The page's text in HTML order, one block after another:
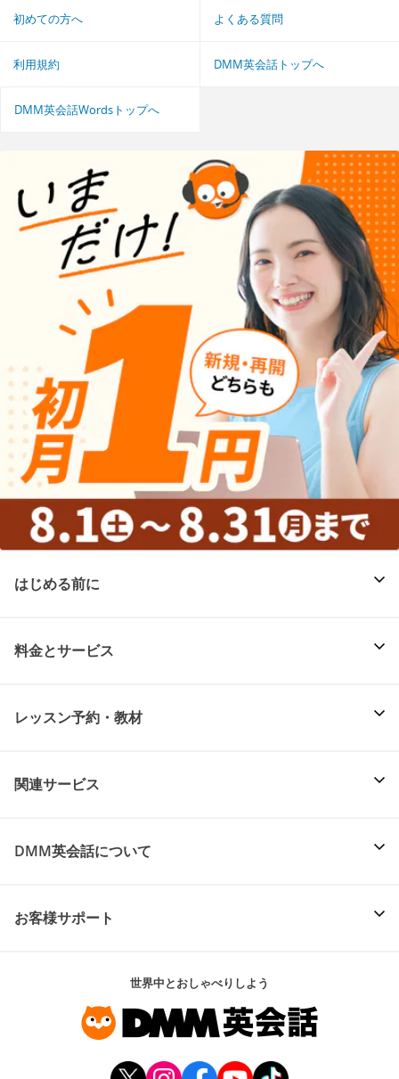
初めての方へ よくある質問
利用規約 DMM英会話トップへ
DMM英会話Wordsトップへ
はじめる前に
料金とサービス
レッスン予約・教材
関連サービス
DMM英会話について
お客様サポート
世界中とおしゃべりしよう